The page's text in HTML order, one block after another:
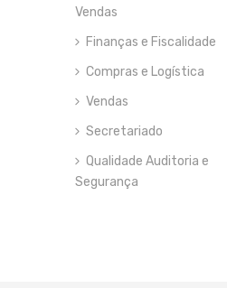
Vendas
Finanças e Fiscalidade
Compras e Logística
Vendas
Secretariado
Qualidade Auditoria e
Segurança